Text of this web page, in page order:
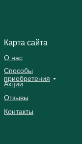
Карта сайта
О нас
Способы
приобретения
Акции
Отзывы
Контакты